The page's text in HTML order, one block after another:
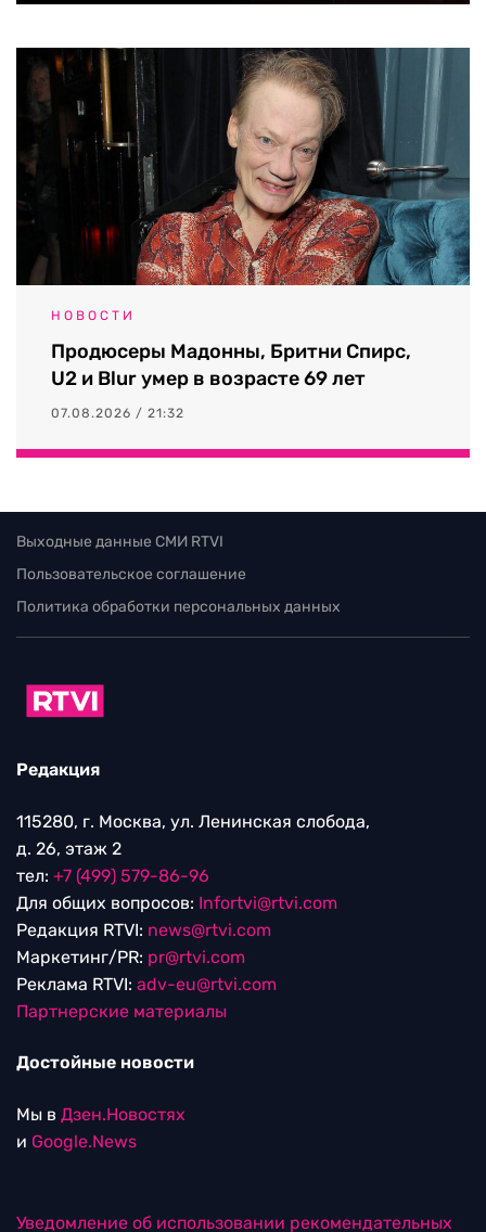
НОВОСТИ
Продюсеры Мадонны, Бритни Спирс,
U2 и Blur умер в возрасте 69 лет
07.08.2026 / 21:32
Выходные данные СМИ RTVI
Пользовательское соглашение
Политика обработки персональных данных
Редакция
115280, г. Москва, ул. Ленинская слобода,
д. 26, этаж 2
тел: +7 (499) 579-86-96
Для общих вопросов: Infortvi@rtvi.com
Редакция RTVI: news@rtvi.com
Маркетинг/PR: pr@rtvi.com
Реклама RTVI: adv-eu@rtvi.com
Партнерские материалы
Достойные новости
Мы в Дзен.Новостях
и Google.News
Уведомление об использовании рекомендательных